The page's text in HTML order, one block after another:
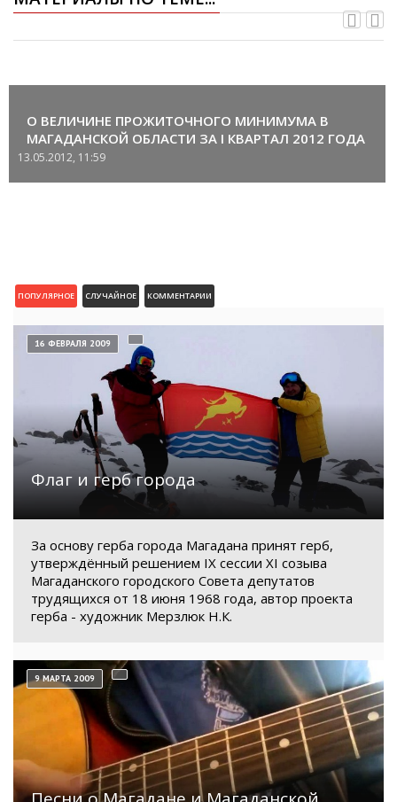
О ВЕЛИЧИНЕ ПРОЖИТОЧНОГО МИНИМУМА В
МАГАДАНСКОЙ ОБЛАСТИ ЗА I КВАРТАЛ 2012 ГОДА
13.05.2012, 11:59
ПОПУЛЯРНОЕ СЛУЧАЙНОЕ КОММЕНТАРИИ
Флаг и герб города
16 ФЕВРАЛЯ 2009
За основу герба города Магадана принят герб,
утверждённый решением IX сессии XI созыва
Магаданского городского Совета депутатов
трудящихся от 18 июня 1968 года, автор проекта
герба - художник Мерзлюк Н.К.
9 МАРТА 2009